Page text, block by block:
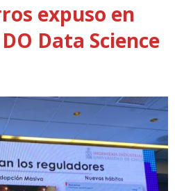
expuso en
Data Science